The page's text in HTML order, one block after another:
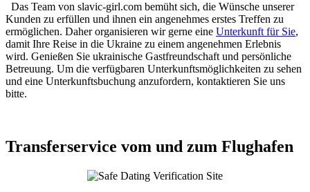
Das Team von slavic-girl.com bemüht sich, die Wünsche unserer
Kunden zu erfüllen und ihnen ein angenehmes erstes Treffen zu
ermöglichen. Daher organisieren wir gerne eine Unterkunft für Sie,
damit Ihre Reise in die Ukraine zu einem angenehmen Erlebnis
wird. Genießen Sie ukrainische Gastfreundschaft und persönliche
Betreuung. Um die verfügbaren Unterkunftsmöglichkeiten zu sehen
und eine Unterkunftsbuchung anzufordern, kontaktieren Sie uns
bitte.
Transferservice vom und zum Flughafen